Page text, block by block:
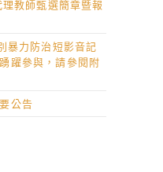
教師甄選簡章暨報
暴力防治短影音記
躍參與，請參閱附
公告